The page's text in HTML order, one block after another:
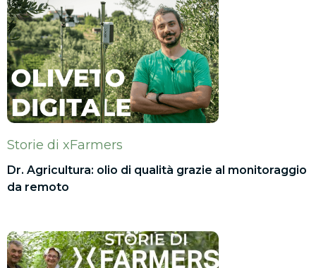
Storie di xFarmers
Dr. Agricultura: olio di qualità grazie al monitoraggio
da remoto